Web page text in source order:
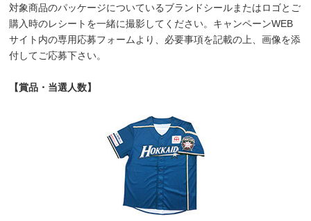
対象商品のパッケージについているブランドシールまたはロゴとご
購入時のレシートを一緒に撮影してください。キャンペーンWEB
サイト内の専用応募フォームより、必要事項を記載の上、画像を添
付してご応募下さい。
【賞品・当選人数】